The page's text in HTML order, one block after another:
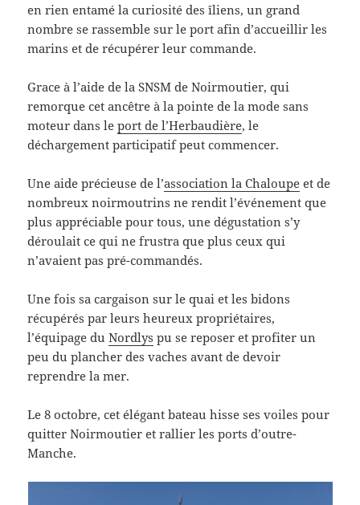
en rien entamé la curiosité des îliens, un grand
nombre se rassemble sur le port afin d’accueillir les
marins et de récupérer leur commande.
Grace à l’aide de la SNSM de Noirmoutier, qui
remorque cet ancêtre à la pointe de la mode sans
moteur dans leport de l’Herbaudière, le
déchargement participatif peut commencer.
Une aide précieuse de l’association la Chaloupe et de
nombreux noirmoutrins ne rendit l’événement que
plus appréciable pour tous, une dégustation s’y
déroulait ce qui ne frustra que plus ceux qui
n’avaient pas pré-commandés.
Une fois sa cargaison sur le quai et les bidons
récupérés par leurs heureux propriétaires,
l’équipage duNordlys pu se reposer et profiter un
peu du plancher des vaches avant de devoir
reprendre la mer.
Le 8 octobre, cet élégant bateau hisse ses voiles pour
quitter Noirmoutier et rallier les ports d’outre-
Manche.